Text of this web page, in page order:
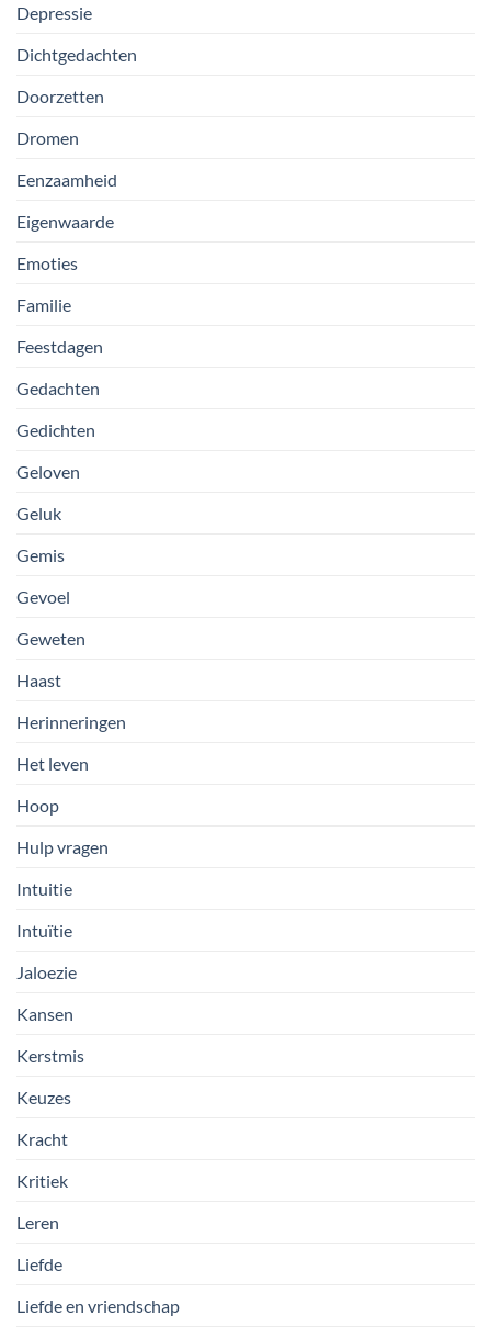
Depressie
Dichtgedachten
Doorzetten
Dromen
Eenzaamheid
Eigenwaarde
Emoties
Familie
Feestdagen
Gedachten
Gedichten
Geloven
Geluk
Gemis
Gevoel
Geweten
Haast
Herinneringen
Het leven
Hoop
Hulp vragen
Intuitie
Intuïtie
Jaloezie
Kansen
Kerstmis
Keuzes
Kracht
Kritiek
Leren
Liefde
Liefde en vriendschap